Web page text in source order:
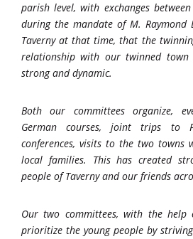
parish level, with exchanges
during the mandate of M. Raymond
Taverny at that time, that the
relationship with our twinned town
strong and dynamic.
Both our committees organize,
German courses, joint trips to
conferences, visits to the two towns
local families. This has created
people of Taverny and our friends
Our two committees, with the help
prioritize the young people by